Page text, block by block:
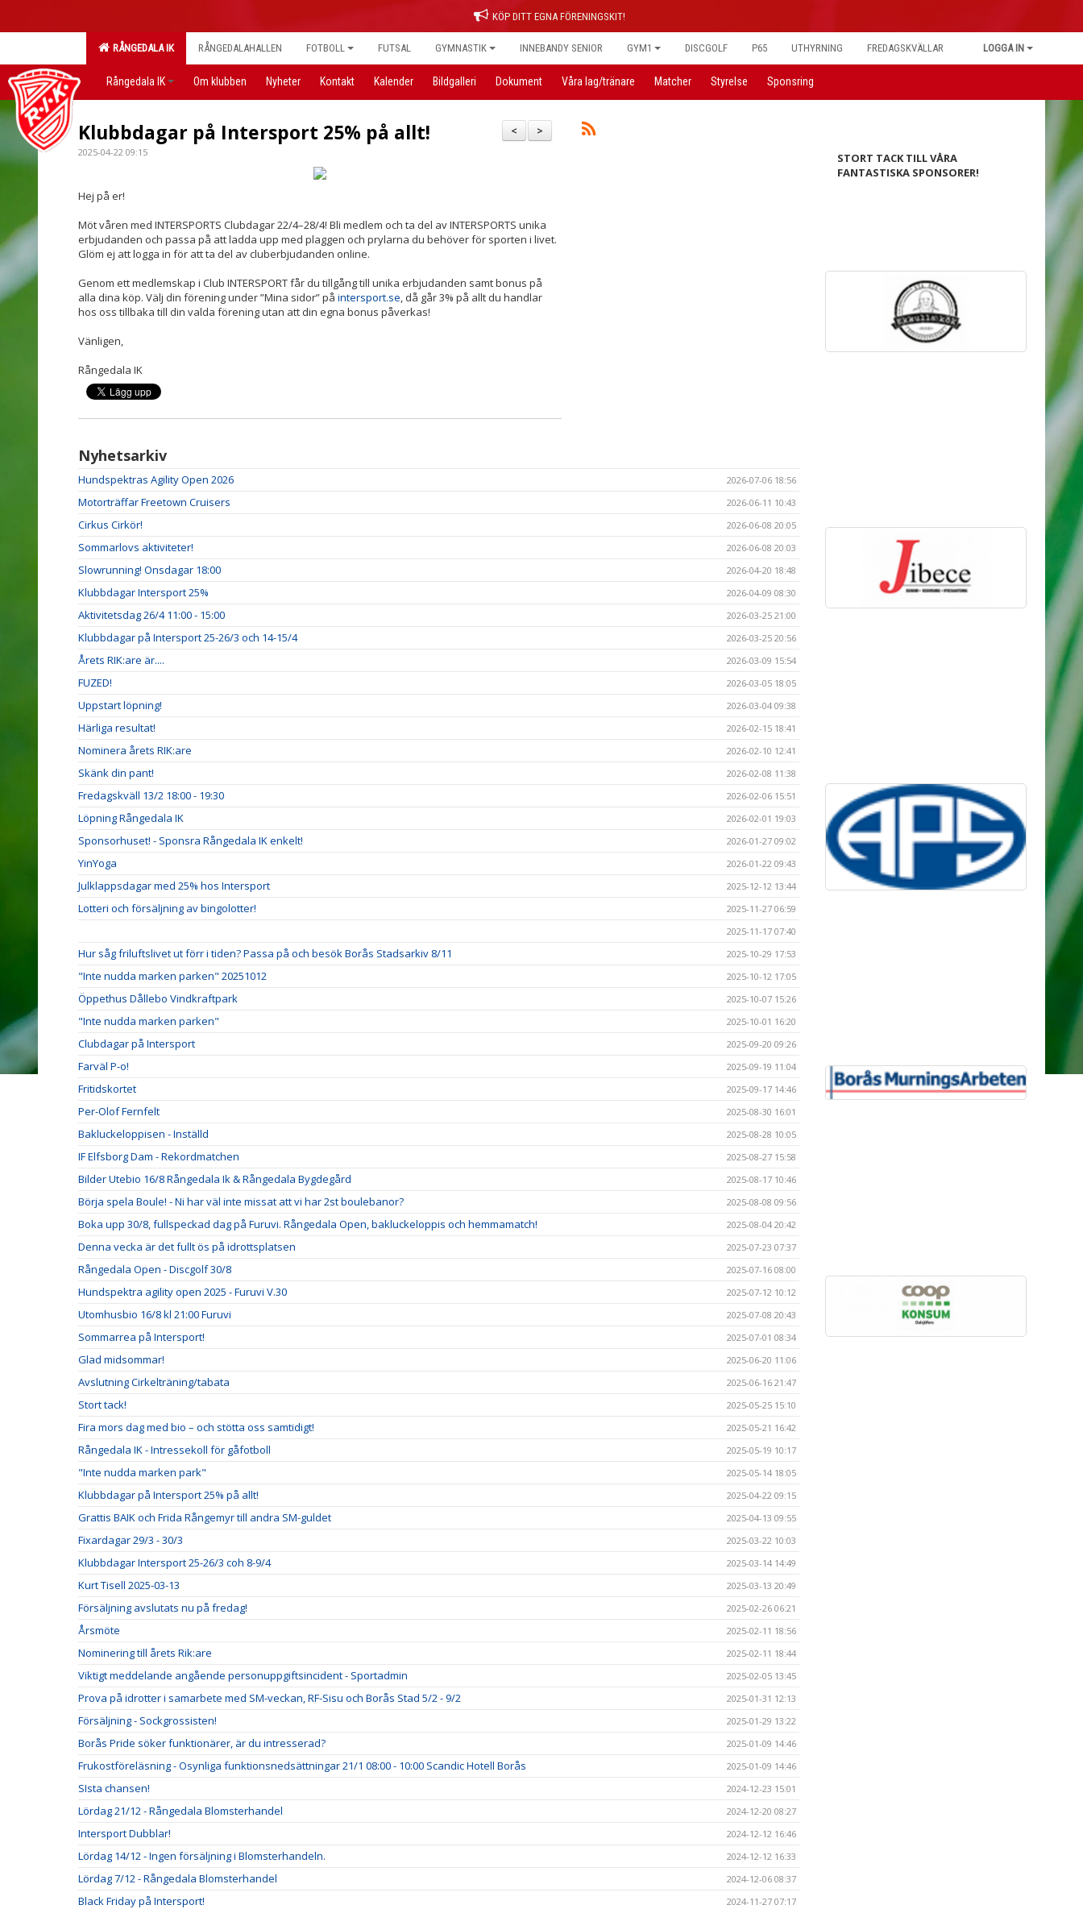
KÖP DITT EGNA FÖRENINGSKIT!
RÅNGEDALA IK RÅNGEDALAHALLEN FOTBOLL FUTSAL GYMNASTIK INNEBANDY SENIOR GYM1 DISCGOLF P65 UTHYRNING FREDAGSKVÄLLAR LOGGA IN
Rångedala IK Om klubben Nyheter Kontakt Kalender Bildgalleri Dokument Våra lag/tränare Matcher Styrelse Sponsring
>
<
Klubbdagar på Intersport 25% på allt!
2025-04-22 09:15
Hej på er!
Möt våren med INTERSPORTS Clubdagar 22/4–28/4! Bli medlem och ta del av INTERSPORTS unika
erbjudanden och passa på att ladda upp med plaggen och prylarna du behöver för sporten i livet.
Glöm ej att logga in för att ta del av cluberbjudanden online.
Genom ett medlemskap i Club INTERSPORT får du tillgång till unika erbjudanden samt bonus på
alla dina köp. Välj din förening under ”Mina sidor” på intersport.se , då går 3% på allt du handlar
hos oss tillbaka till din valda förening utan att din egna bonus påverkas!
Vänligen,
Rångedala IK
Nyhetsarkiv
Hundspektras Agility Open 2026 2026-07-06 18:56
Motorträffar Freetown Cruisers 2026-06-11 10:43
Cirkus Cirkör! 2026-06-08 20:05
Sommarlovs aktiviteter! 2026-06-08 20:03
Slowrunning! Onsdagar 18:00 2026-04-20 18:48
Klubbdagar Intersport 25% 2026-04-09 08:30
Aktivitetsdag 26/4 11:00 - 15:00 2026-03-25 21:00
Klubbdagar på Intersport 25-26/3 och 14-15/4 2026-03-25 20:56
Årets RIK:are är.... 2026-03-09 15:54
FUZED! 2026-03-05 18:05
Uppstart löpning! 2026-03-04 09:38
Härliga resultat! 2026-02-15 18:41
Nominera årets RIK:are 2026-02-10 12:41
Skänk din pant! 2026-02-08 11:38
Fredagskväll 13/2 18:00 - 19:30 2026-02-06 15:51
Löpning Rångedala IK 2026-02-01 19:03
Sponsorhuset! - Sponsra Rångedala IK enkelt! 2026-01-27 09:02
YinYoga 2026-01-22 09:43
Julklappsdagar med 25% hos Intersport 2025-12-12 13:44
Lotteri och försäljning av bingolotter!
2025-11-27 06:59
2025-11-17 07:40
Hur såg friluftslivet ut förr i tiden? Passa på och besök Borås Stadsarkiv 8/11 2025-10-29 17:53
"Inte nudda marken parken" 20251012 2025-10-12 17:05
Öppethus Dållebo Vindkraftpark 2025-10-07 15:26
"Inte nudda marken parken" 2025-10-01 16:20
Clubdagar på Intersport 2025-09-20 09:26
Farväl P-o! 2025-09-19 11:04
Fritidskortet 2025-09-17 14:46
Per-Olof Fernfelt 2025-08-30 16:01
Bakluckeloppisen - Inställd 2025-08-28 10:05
IF Elfsborg Dam - Rekordmatchen 2025-08-27 15:58
Bilder Utebio 16/8 Rångedala Ik & Rångedala Bygdegård 2025-08-17 10:46
Börja spela Boule! - Ni har väl inte missat att vi har 2st boulebanor? 2025-08-08 09:56
Boka upp 30/8, fullspeckad dag på Furuvi. Rångedala Open, bakluckeloppis och hemmamatch! 2025-08-04 20:42
Denna vecka är det fullt ös på idrottsplatsen 2025-07-23 07:37
Rångedala Open - Discgolf 30/8 2025-07-16 08:00
Hundspektra agility open 2025 - Furuvi V.30 2025-07-12 10:12
Utomhusbio 16/8 kl 21:00 Furuvi 2025-07-08 20:43
Sommarrea på Intersport! 2025-07-01 08:34
Glad midsommar! 2025-06-20 11:06
Avslutning Cirkelträning/tabata 2025-06-16 21:47
Stort tack! 2025-05-25 15:10
Fira mors dag med bio – och stötta oss samtidigt! 2025-05-21 16:42
Rångedala IK - Intressekoll för gåfotboll 2025-05-19 10:17
"Inte nudda marken park" 2025-05-14 18:05
Klubbdagar på Intersport 25% på allt! 2025-04-22 09:15
Grattis BAIK och Frida Rångemyr till andra SM-guldet 2025-04-13 09:55
Fixardagar 29/3 - 30/3 2025-03-22 10:03
Klubbdagar Intersport 25-26/3 coh 8-9/4 2025-03-14 14:49
Kurt Tisell 2025-03-13 2025-03-13 20:49
Försäljning avslutats nu på fredag! 2025-02-26 06:21
Årsmöte 2025-02-11 18:56
Nominering till årets Rik:are 2025-02-11 18:44
Viktigt meddelande angående personuppgiftsincident - Sportadmin 2025-02-05 13:45
Prova på idrotter i samarbete med SM-veckan, RF-Sisu och Borås Stad 5/2 - 9/2 2025-01-31 12:13
Försäljning - Sockgrossisten! 2025-01-29 13:22
Borås Pride söker funktionärer, är du intresserad? 2025-01-09 14:46
Frukostföreläsning - Osynliga funktionsnedsättningar 21/1 08:00 - 10:00 Scandic Hotell Borås 2025-01-09 14:46
SIsta chansen! 2024-12-23 15:01
Lördag 21/12 - Rångedala Blomsterhandel 2024-12-20 08:27
Intersport Dubblar! 2024-12-12 16:46
Lördag 14/12 - Ingen försäljning i Blomsterhandeln. 2024-12-12 16:33
Lördag 7/12 - Rångedala Blomsterhandel 2024-12-06 08:37
Black Friday på Intersport! 2024-11-27 07:17
STORT TACK TILL VÅRA
FANTASTISKA SPONSORER!